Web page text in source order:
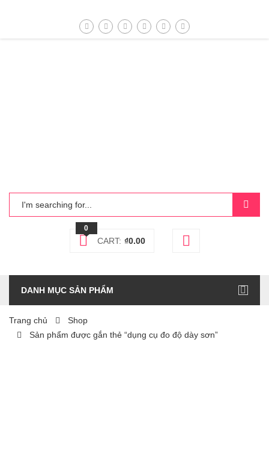
0
CART: ₫0.00
DANH MỤC SẢN PHẨM
Trang chủ
Shop
Sản phẩm được gắn thẻ “dụng cụ đo độ dày sơn”